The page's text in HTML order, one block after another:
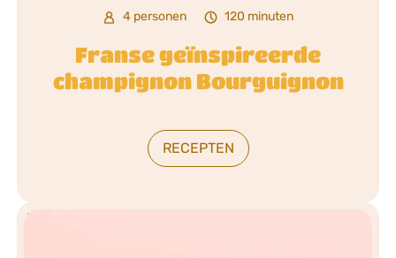
4 personen 120 minuten
Franse geïnspireerde
champignon Bourguignon
RECEPTEN